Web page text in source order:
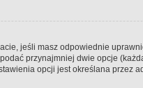
jeśli masz odpowiednie
przynajmniej dwie opcje
opcji jest określana przez